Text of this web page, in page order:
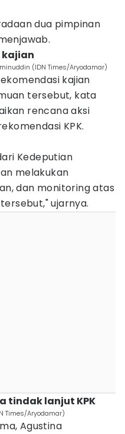
dua pimpinan
kajian
(IDN Times/Aryodamar)
kajian
tersebut, kata
rencana aksi
KPK.
Kedeputian
melakukan
dan monitoring atas
ujarnya.
tindak lanjut KPK
Times/Aryodamar)
Agustina